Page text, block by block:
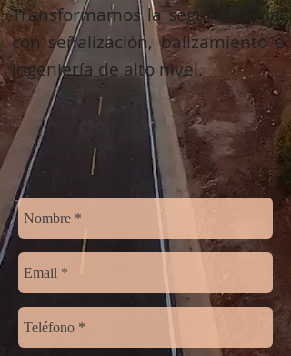
Transformamos la seguridad vial
con señalización, balizamiento e
ingeniería de alto nivel.